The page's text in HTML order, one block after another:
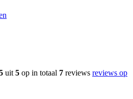
uit 5 op in totaal 7 reviews reviews op